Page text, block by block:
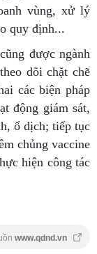
vùng, xử lý
quy định...
được ngành
dõi chặt chẽ
các biện pháp
động giám sát,
ổ dịch; tiếp tục
chủng vaccine
hiện công tác
www.qdnd.vn